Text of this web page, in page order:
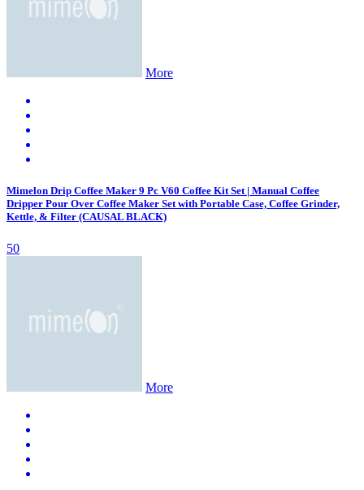
More
Mimelon Drip Coffee Maker 9 Pc V60 Coffee Kit Set | Manual Coffee
Dripper Pour Over Coffee Maker Set with Portable Case, Coffee Grinder,
Kettle, & Filter (CAUSAL BLACK)
50
More